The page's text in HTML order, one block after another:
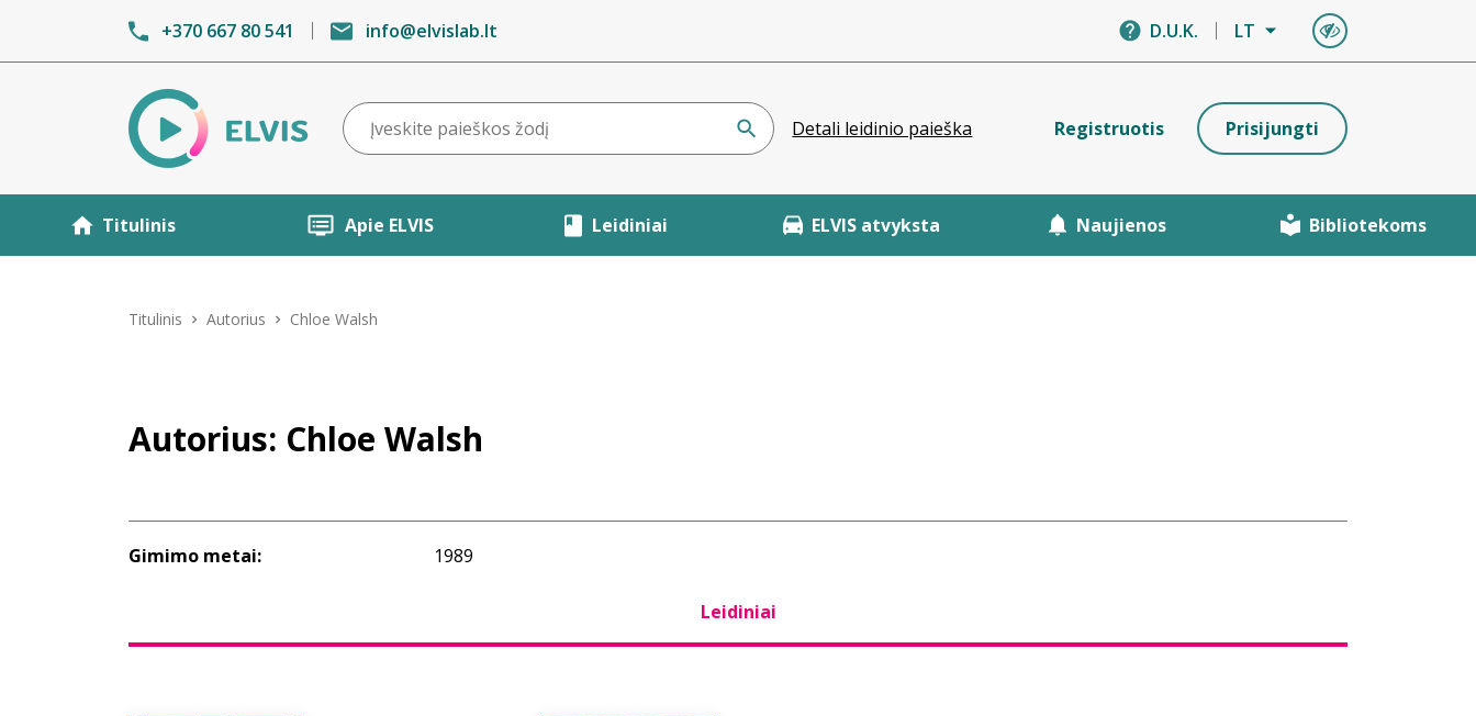
+370 667 80 541 info@elvislab.lt D.U.K. LT
Detali leidinio paieška Registruotis Prisijungti
Titulinis Apie ELVIS Leidiniai ELVIS atvyksta Naujienos Bibliotekoms
Titulinis Autorius Chloe Walsh
Autorius: Chloe Walsh
Gimimo metai: 1989
Leidiniai